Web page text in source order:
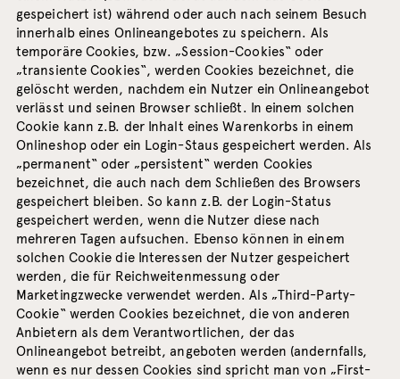
gespeichert ist) während oder auch nach seinem Besuch
innerhalb eines Onlineangebotes zu speichern. Als
temporäre Cookies, bzw. „Session-Cookies“ oder
„transiente Cookies“, werden Cookies bezeichnet, die
gelöscht werden, nachdem ein Nutzer ein Onlineangebot
verlässt und seinen Browser schließt. In einem solchen
Cookie kann z.B. der Inhalt eines Warenkorbs in einem
Onlineshop oder ein Login-Staus gespeichert werden. Als
„permanent“ oder „persistent“ werden Cookies
bezeichnet, die auch nach dem Schließen des Browsers
gespeichert bleiben. So kann z.B. der Login-Status
gespeichert werden, wenn die Nutzer diese nach
mehreren Tagen aufsuchen. Ebenso können in einem
solchen Cookie die Interessen der Nutzer gespeichert
werden, die für Reichweitenmessung oder
Marketingzwecke verwendet werden. Als „Third-Party-
Cookie“ werden Cookies bezeichnet, die von anderen
Anbietern als dem Verantwortlichen, der das
Onlineangebot betreibt, angeboten werden (andernfalls,
wenn es nur dessen Cookies sind spricht man von „First-